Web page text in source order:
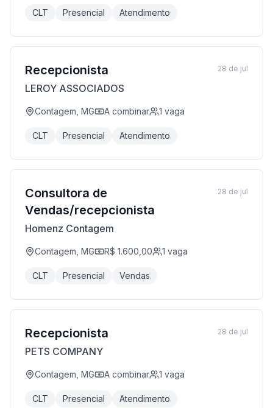
CLT Presencial Atendimento
Recepcionista
LEROY ASSOCIADOS
Contagem, MG A combinar 1 vaga
CLT Presencial Atendimento
28 de jul
Consultora de
Vendas/recepcionista
Homenz Contagem
Contagem, MG R$ 1.600,00 1 vaga
CLT Presencial Vendas
28 de jul
Recepcionista
PETS COMPANY
Contagem, MG A combinar 1 vaga
CLT Presencial Atendimento
28 de jul